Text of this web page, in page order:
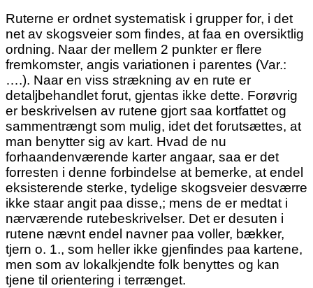
Ruterne er ordnet systematisk i grupper for, i det
net av skogsveier som findes, at faa en oversiktlig
ordning. Naar der mellem 2 punkter er flere
fremkomster, angis variationen i parentes (Var.:
….). Naar en viss strækning av en rute er
detaljbehandlet forut, gjentas ikke dette. Forøvrig
er beskrivelsen av rutene gjort saa kortfattet og
sammentrængt som mulig, idet det forutsættes, at
man benytter sig av kart. Hvad de nu
forhaandenværende karter angaar, saa er det
forresten i denne forbindelse at bemerke, at endel
eksisterende sterke, tydelige skogsveier desværre
ikke staar angit paa disse,; mens de er medtat i
nærværende rutebeskrivelser. Det er desuten i
rutene nævnt endel navner paa voller, bækker,
tjern o. 1., som heller ikke gjenfindes paa kartene,
men som av lokalkjendte folk benyttes og kan
tjene til orientering i terrænget.